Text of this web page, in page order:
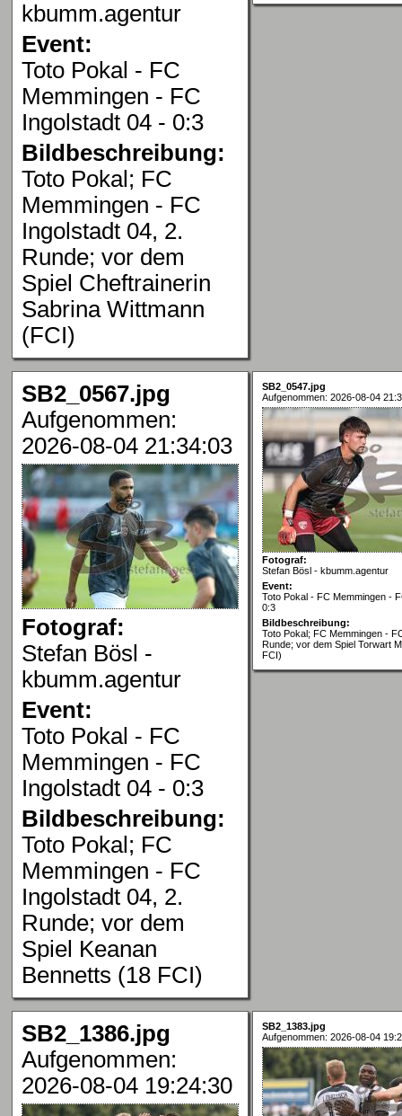
kbumm.agentur
Event:
Toto Pokal - FC
Memmingen - FC
Ingolstadt 04 - 0:3
Bildbeschreibung:
Toto Pokal; FC
Memmingen - FC
Ingolstadt 04, 2.
Runde; vor dem
Spiel Cheftrainerin
Sabrina Wittmann
(FCI)
SB2_0567.jpg
Aufgenommen:
2026-08-04 21:34:03
Fotograf:
Stefan Bösl -
kbumm.agentur
Event:
Toto Pokal - FC
Memmingen - FC
Ingolstadt 04 - 0:3
Bildbeschreibung:
Toto Pokal; FC
Memmingen - FC
Ingolstadt 04, 2.
Runde; vor dem
Spiel Keanan
Bennetts (18 FCI)
SB2_0547.jpg
Aufgenommen: 2026-08-04
Fotograf:
Stefan Bösl - kbumm.agentur
Event:
Toto Pokal - FC Memmingen -
0:3
Bildbeschreibung:
Toto Pokal; FC Memmingen -
Runde; vor dem Spiel Torwart
FCI)
SB2_1386.jpg
Aufgenommen:
2026-08-04 19:24:30
SB2_1383.jpg
Aufgenommen: 2026-08-04